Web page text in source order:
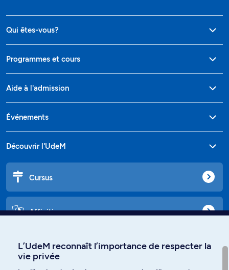
Qui êtes-vous?
Programmes et cours
Aide à l'admission
Événements
Découvrir l'UdeM
Cursus
Affiniti
Langues
L’UdeM reconnaît l’importance de respecter la
vie privée